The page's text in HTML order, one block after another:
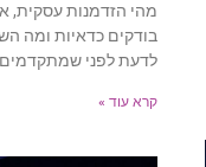
מהי הזדמנות עסקית,
בודקים כדאיות ומה
לדעת לפני
קרא עוד »